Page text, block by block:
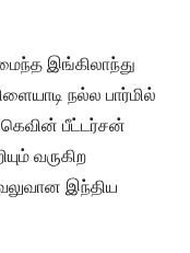
இங்கிலாந்து
நல்ல பார்மில்
பீட்டர்சன்
வருகிற
இந்திய